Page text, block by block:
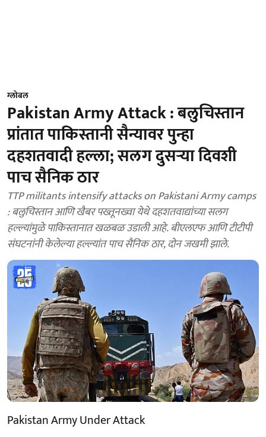
ग्लोबल
Pakistan Army Attack : बलुचिस्तान
प्रांतात पाकिस्तानी सैन्यावर पुन्हा
दहशतवादी हल्ला; सलग दुसऱ्या दिवशी
पाच सैनिक ठार
TTP militants intensify attacks on Pakistani Army camps
: बलुचिस्तान आणि खैबर पख्तूनख्वा येथे दहशतवाद्यांच्या सलग
हल्ल्यांमुळे पाकिस्तानात खळबळ उडाली आहे. बीएलएफ आणि टीटीपी
संघटनांनी केलेल्या हल्ल्यांत पाच सैनिक ठार, दोन जखमी झाले.
Pakistan Army Under Attack